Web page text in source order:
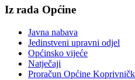
Iz rada Općine
Javna nabava
Jedinstveni upravni odjel
Općinsko vijeće
Natječaji
Proračun Općine